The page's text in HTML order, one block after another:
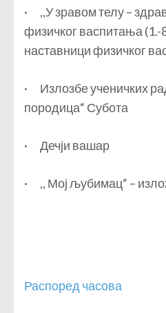
· ,,У зравом телу –
физичког васпитања (1.-
наставници физичког
· Излозбе ученичких
породица“ Субота
· Дечји вашар
· ,, Мој љубимац“ –
Кретање
Распоред часова